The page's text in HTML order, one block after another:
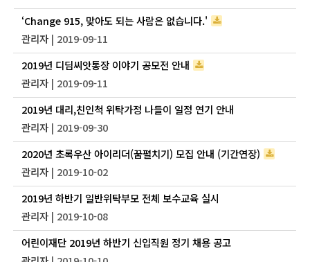
‘Change 915, 맞아도 되는 사람은 없습니다.'
관리자 | 2019-09-11
2019년 디딤씨앗통장 이야기 공모전 안내
관리자 | 2019-09-11
2019년 대리,친인척 위탁가정 나들이 일정 연기 안내
관리자 | 2019-09-30
2020년 초록우산 아이리더(꿈펼치기) 모집 안내 (기간연장)
관리자 | 2019-10-02
2019년 하반기 일반위탁부모 전체 보수교육 실시
관리자 | 2019-10-08
어린이재단 2019년 하반기 신입직원 정기 채용 공고